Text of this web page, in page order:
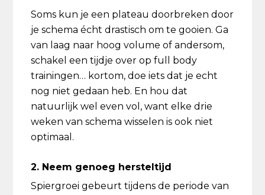
Soms kun je een plateau doorbreken door
je schema écht drastisch om te gooien. Ga
van laag naar hoog volume of andersom,
schakel een tijdje over op full body
trainingen… kortom, doe iets dat je echt
nog niet gedaan heb. En hou dat
natuurlijk wel even vol, want elke drie
weken van schema wisselen is ook niet
optimaal.
2. Neem genoeg hersteltijd
Spiergroei gebeurt tijdens de periode van